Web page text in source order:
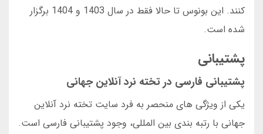
کنند. این بونوس تا حالا فقط در سال 1403 و 1404 برگزار
شده است.
پشتیبانی
پشتیبانی فارسی در تخته نرد آنلاین جهانی
یکی از ویژگی های منحصر به فرد سایت تخته نرد آنلاین
جهانی با رتبه بندی بین المللی، وجود پشتیبانی فارسی است.